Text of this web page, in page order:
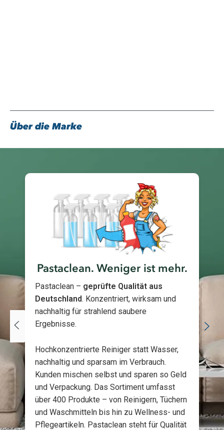
Über die Marke
Pastaclean. Weniger ist mehr.
Pastaclean – geprüfte Qualität aus
Deutschland. Konzentriert, wirksam und
nachhaltig für strahlend saubere
Ergebnisse.
Hochkonzentrierte Reiniger statt Wasser,
nachhaltig und sparsam im Verbrauch.
Kunden mischen selbst und sparen so Geld
und Verpackung. Das Sortiment umfasst
über 400 Produkte – von Reinigern, Tüchern
und Waschmitteln bis hin zu Wellness- und
Pflegeartikeln. Pastaclean steht für Qualität